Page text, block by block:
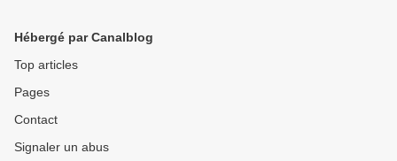
Hébergé par Canalblog
Top articles
Pages
Contact
Signaler un abus